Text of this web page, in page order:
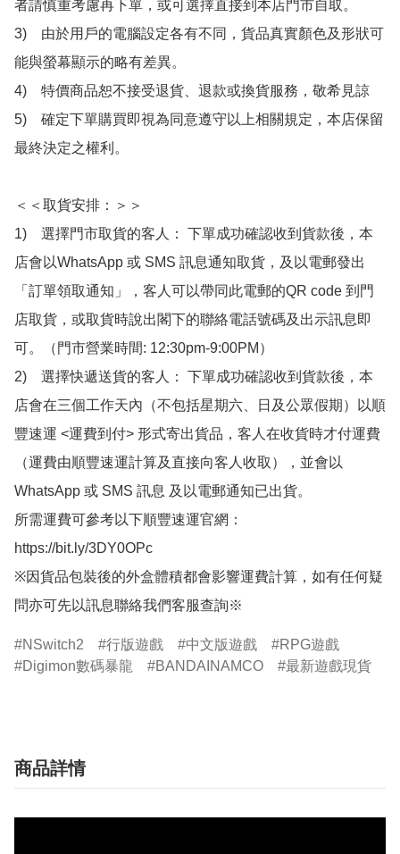
者請慎重考慮再下單，或可選擇直接到本店門市自取。
3)　由於用戶的電腦設定各有不同，貨品真實顏色及形狀可
能與螢幕顯示的略有差異。
4)　特價商品恕不接受退貨、退款或換貨服務，敬希見諒
5)　確定下單購買即視為同意遵守以上相關規定，本店保留
最終決定之權利。
＜＜取貨安排：＞＞
1)　選擇門市取貨的客人： 下單成功確認收到貨款後，本
店會以WhatsApp 或 SMS 訊息通知取貨，及以電郵發出
「訂單領取通知」，客人可以帶同此電郵的QR code 到門
店取貨，或取貨時說出閣下的聯絡電話號碼及出示訊息即
可。（門市營業時間: 12:30pm-9:00PM）
2)　選擇快遞送貨的客人： 下單成功確認收到貨款後，本
店會在三個工作天內（不包括星期六、日及公眾假期）以順
豐速運 <運費到付> 形式寄出貨品，客人在收貨時才付運費
（運費由順豐速運計算及直接向客人收取），並會以
WhatsApp 或 SMS 訊息 及以電郵通知已出貨。
所需運費可參考以下順豐速運官網：
https://bit.ly/3DY0OPc
※因貨品包裝後的外盒體積都會影響運費計算，如有任何疑
問亦可先以訊息聯絡我們客服查詢※
NSwitch2 行版遊戲 中文版遊戲
RPG遊戲
Digimon數碼暴龍
BANDAINAMCO 最新遊戲現貨
商品詳情